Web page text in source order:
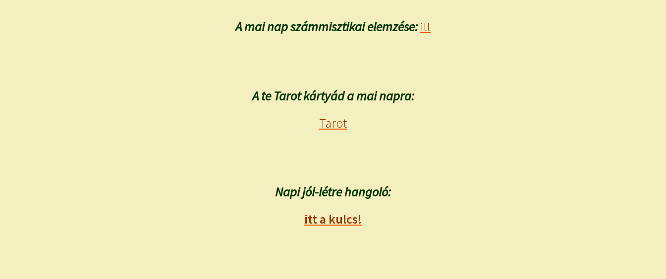
A mai nap számmisztikai elemzése: itt
A te Tarot kártyád a mai napra:
Tarot
Napi jól-létre hangoló:
itt a kulcs!